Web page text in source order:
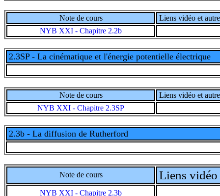
Note de cours
Liens vidéo et
NYB XXI - Chapitre 2.2b
2.3SP - La cinématique et l'énergie potentielle électrique
Note de cours
Liens vidéo et
NYB XXI - Chapitre 2.3SP
2.3b - La diffusion de Rutherford
Note de cours Liens vidéo
NYB XXI - Chapitre 2.3b